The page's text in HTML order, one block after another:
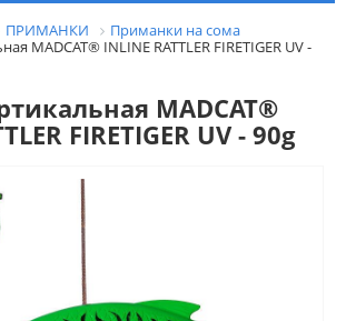
ПРИМАНКИ
Приманки на сома
MADCAT® INLINE RATTLER FIRETIGER UV -
MADCAT®
FIRETIGER UV - 90g